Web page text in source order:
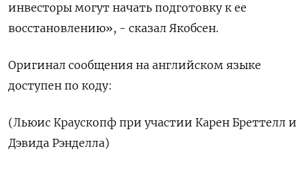
инвесторы могут начать подготовку к ее
восстановлению», - сказал Якобсен.
Оригинал сообщения на английском языке
доступен по коду:
(Льюис Краускопф при участии Карен Бреттелл и
Дэвида Рэнделла)